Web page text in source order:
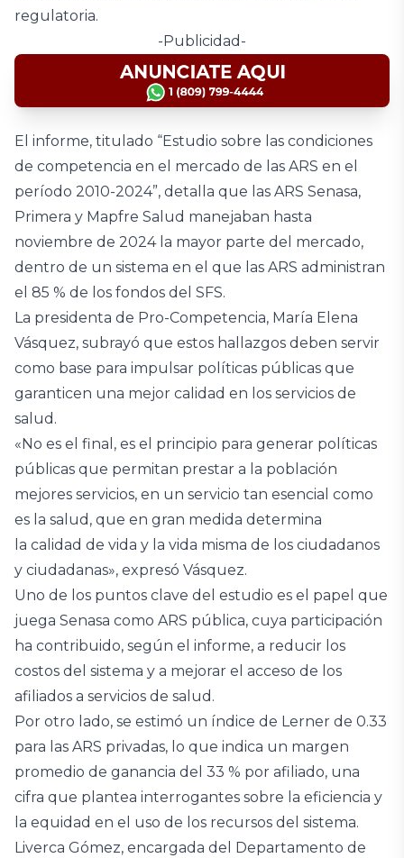
regulatoria.
-Publicidad-
El informe, titulado “Estudio sobre las condiciones
de competencia en el mercado de las ARS en el
período 2010-2024”, detalla que las ARS Senasa,
Primera y Mapfre Salud manejaban hasta
noviembre de 2024 la mayor parte del mercado,
dentro de un sistema en el que las ARS administran
el 85 % de los fondos del SFS.
La presidenta de Pro-Competencia, María Elena
Vásquez, subrayó que estos hallazgos deben servir
como base para impulsar políticas públicas que
garanticen una mejor calidad en los servicios de
salud.
«No es el final, es el principio para generar políticas
públicas que permitan prestar a la población
mejores servicios, en un servicio tan esencial como
es la salud, que en gran medida determina
la calidad de vida y la vida misma de los ciudadanos
y ciudadanas», expresó Vásquez.
Uno de los puntos clave del estudio es el papel que
juega Senasa como ARS pública, cuya participación
ha contribuido, según el informe, a reducir los
costos del sistema y a mejorar el acceso de los
afiliados a servicios de salud.
Por otro lado, se estimó un índice de Lerner de 0.33
para las ARS privadas, lo que indica un margen
promedio de ganancia del 33 % por afiliado, una
cifra que plantea interrogantes sobre la eficiencia y
la equidad en el uso de los recursos del sistema.
Liverca Gómez, encargada del Departamento de